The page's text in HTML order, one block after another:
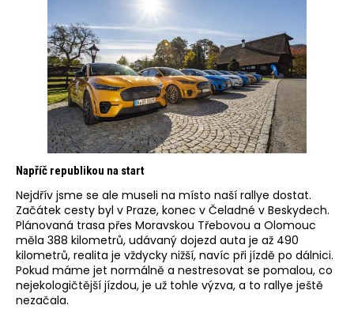
Napříč republikou na start
Nejdřív jsme se ale museli na místo naší rallye dostat.
Začátek cesty byl v Praze, konec v Čeladné v Beskydech.
Plánovaná trasa přes Moravskou Třebovou a Olomouc
měla 388 kilometrů, udávaný dojezd auta je až 490
kilometrů, realita je vždycky nižší, navíc při jízdě po dálnici.
Pokud máme jet normálně a nestresovat se pomalou, co
nejekologičtější jízdou, je už tohle výzva, a to rallye ještě
nezačala.